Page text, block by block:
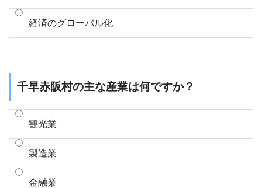
経済のグローバル化
千早赤阪村の主な産業は何ですか？
観光業
製造業
金融業